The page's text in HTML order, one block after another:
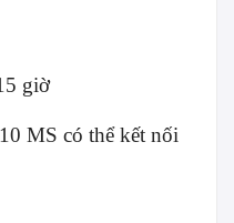
giờ
MS có thể kết nối